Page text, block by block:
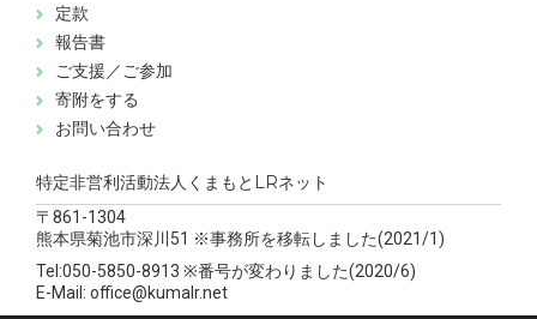
定款
報告書
ご支援／ご参加
寄附をする
お問い合わせ
特定非営利活動法人くまもとLRネット
〒861-1304
熊本県菊池市深川51 ※事務所を移転しました(2021/1)
Tel:050-5850-8913 ※番号が変わりました(2020/6)
E-Mail: office@kumalr.net